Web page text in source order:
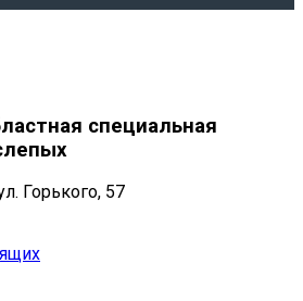
специальная
Горького, 57